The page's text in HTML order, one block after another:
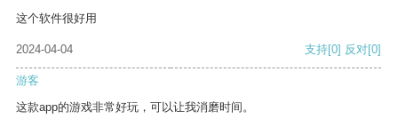
这个软件很好用
2024-04-04 支持[0] 反对[0]
游客
这款app的游戏非常好玩，可以让我消磨时间。